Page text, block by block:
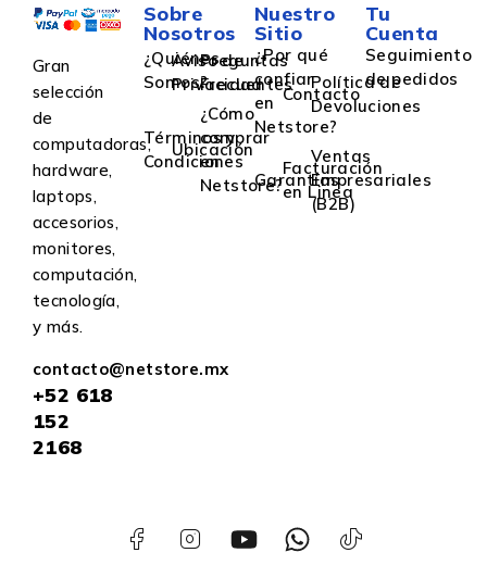
Gran
selección
de
computadoras,
hardware,
laptops,
accesorios,
monitores,
computación,
tecnología,
y más.
contacto@netstore.mx
+52 618
152
2168
Sobre
Nosotros
¿Quiénes
Somos?
Aviso de
Privacidad
Preguntas
Frecuentes
Términos y
Condiciones
Ubicación
¿Cómo
comprar
en
Netstore?
Nuestro
Sitio
¿Por qué
confiar
en
Netstore?
Contacto
Política de
Devoluciones
Garantías
Facturación
en Linea
Ventas
Empresariales
(B2B)
Tu
Cuenta
Seguimiento
de pedidos